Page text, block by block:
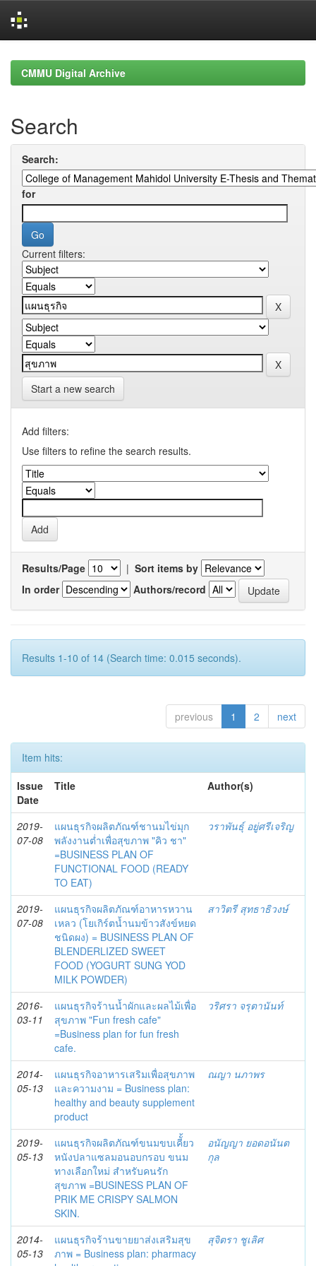
navigationCMMU Digital Archive
Search
Search:
for
Current filters:
Start a new search
Add filters:
Use filters to refine the search results.
Results/Page | Sort items by
In order
Authors/record
Results 1-10 of 14 (Search time: 0.015 seconds).
previous 1 2 next
Item hits:
Issue
Date
Title Author(s)
2019-
07-08
แผนธุรกิจผลิตภัณฑ์ชานมไข่มุก
พลังงานต่ำเพื่อสุขภาพ "คิว ชา"
=BUSINESS PLAN OF
FUNCTIONAL FOOD (READY
TO EAT)
วราพันธุ์ อยู่ศรีเจริญ
2019-
07-08
แผนธุรกิจผลิตภัณฑ์อาหารหวาน
เหลว (โยเกิร์ตน้ำนมข้าวสังข์หยด
ชนิดผง) = BUSINESS PLAN OF
BLENDERLIZED SWEET
FOOD (YOGURT SUNG YOD
MILK POWDER)
สาวิตรี สุทธาธิวงษ์
2016-
03-11
แผนธุรกิจร้านน้ำผักและผลไม้เพื่อ
สุขภาพ "Fun fresh cafe"
=Business plan for fun fresh
cafe.
วริศรา จรุตานันท์
2014-
05-13
แผนธุรกิจอาหารเสริมเพื่อสุขภาพ
และความงาม = Business plan:
healthy and beauty supplement
product
ณญา นภาพร
2019-
05-13
แผนธุรกิจผลิตภัณฑ์ขนมขบเคีั้ยว
หนังปลาแซลมอนอบกรอบ ขนม
ทางเลือกใหม่ สำหรับคนรัก
สุขภาพ =BUSINESS PLAN OF
PRIK ME CRISPY SALMON
SKIN.
อนัญญา ยอดอนันต
กุล
2014-
05-13
แผนธุรกิจร้านขายยาส่งเสริมสุข
ภาพ = Business plan: pharmacy
สุจิตรา ชูเลิศ